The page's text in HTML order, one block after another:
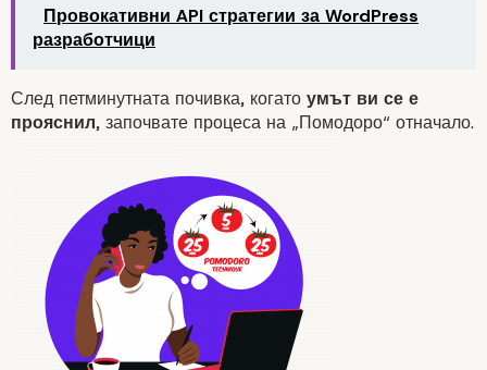
1. Изберете задачата, която
да изпълните
Провокативни API стратегии за WordPress
разработчици
След петминутната почивка, когато умът ви се е
прояснил, започвате процеса на „Помодоро“ отначало.